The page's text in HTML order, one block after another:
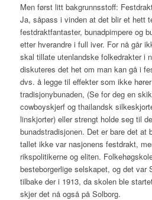
Men først litt bakgrunnsstoff:
Ja, såpass i vinden at det blir et hett
festdraktfantaster, bunadpimpere og
etter hverandre i full iver. For nå går
skal tillate utenlandske folkedrakter i
diskuteres det het om man kan gå i
dvs. å legge til effekter som ikke
tradisjonybunaden, (Se for deg en
cowboyskjerf og thailandsk
linskjorter) eller strengt holde seg til
bunadstradisjonen. Det er bare det at
tallet ikke var nasjonens festdrakt,
rikspolitikerne og eliten.
besteborgerlige selskapet, og det var
tilbake der i 1913, da skolen ble
skjer det nå også på Solborg.